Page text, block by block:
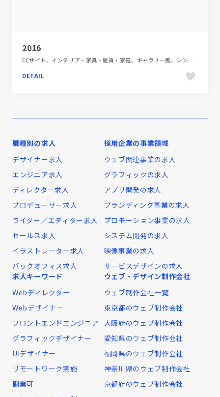
2016
ECサイト、インテリア・家具・雑貨・家電、ギャラリー風、シンプル、ホワイト系
DETAIL
職種別の求人
デザイナー求人
エンジニア求人
ディレクター求人
プロデューサー求人
ライター／エディター求人
セールス求人
イラストレーター求人
バックオフィス求人
採用企業の事業領域
ウェブ関連事業の求人
グラフィックの求人
アプリ開発の求人
ブランディング事業の求人
プロモーション事業の求人
システム開発の求人
映像事業の求人
サービスデザインの求人
求人キーワード
Webディレクター
Webデザイナー
フロントエンドエンジニア
グラフィックデザイナー
UIデザイナー
リモートワーク実施
副業可
ウェブ・デザイン制作会社
ウェブ制作会社一覧
東京都のウェブ制作会社
大阪府のウェブ制作会社
愛知県のウェブ制作会社
福岡県のウェブ制作会社
神奈川県のウェブ制作会社
京都府のウェブ制作会社